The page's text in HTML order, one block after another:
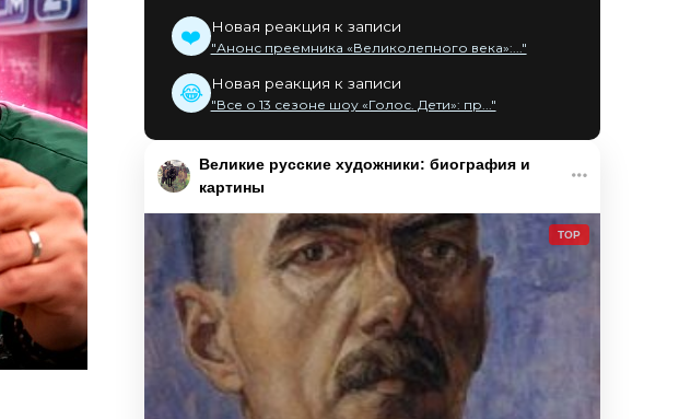
❤️ Новая реакция к записи
"Анонс преемника «Великолепного века»:..."
😂 Новая реакция к записи
"Все о 13 сезоне шоу «Голос. Дети»: пр..."
Великие русские художники: биография и
картины
TOP